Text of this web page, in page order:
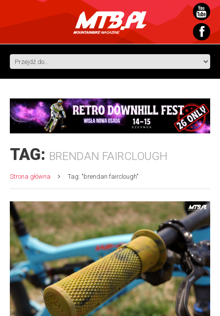
TAG: BRENDAN FAIRCLOUGH
Strona główna Tag: "brendan fairclough"